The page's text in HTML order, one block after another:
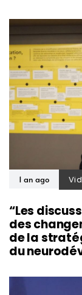
1 an ago
“Les
des
de la
du